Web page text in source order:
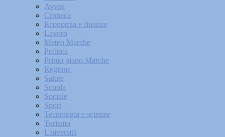
Avvisi
Cronaca
Economia e finanza
Lavoro
Meteo Marche
Politica
Primo piano Marche
Regione
Salute
Scuola
Sociale
Sport
Tecnologia e scienze
Turismo
Università